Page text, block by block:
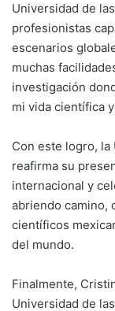
Universidad de
profesionistas
escenarios
muchas
investigación
mi vida científica
Con este logro, la
reafirma su
internacional y
abriendo camino,
científicos
del mundo.
Finalmente,
Universidad de